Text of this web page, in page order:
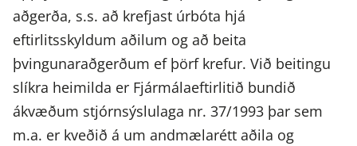
aðgerða, s.s. að krefjast úrbóta hjá
eftirlitsskyldum aðilum og að beita
þvingunaraðgerðum ef þörf krefur. Við beitingu
slíkra heimilda er Fjármálaeftirlitið bundið
ákvæðum stjórnsýslulaga nr. 37/1993 þar sem
m.a. er kveðið á um andmælarétt aðila og